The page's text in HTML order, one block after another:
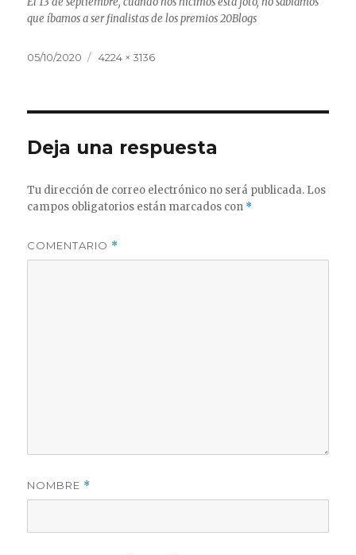
que íbamos a ser finalistas de los premios 20Blogs
Publicado
05/10/2020
Tamaño
4224 × 3136
Deja una respuesta
Tu dirección de correo electrónico no será publicada. Los
campos obligatorios están marcados con *
COMENTARIO *
NOMBRE *